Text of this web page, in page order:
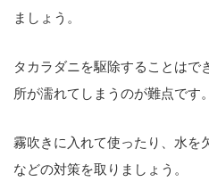
ましょう。
タカラダニを駆除することはで
所が濡れてしまうのが難点です。
霧吹きに入れて使ったり、水を
などの対策を取りましょう。